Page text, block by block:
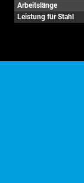
Arbeitslänge
Leistung für Stahl